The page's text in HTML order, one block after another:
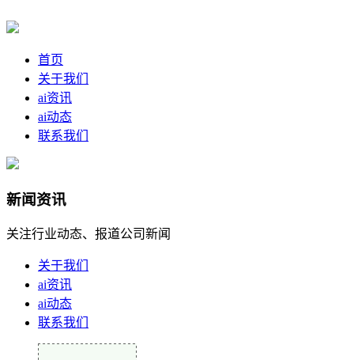
首页
关于我们
ai资讯
ai动态
联系我们
新闻资讯
关注行业动态、报道公司新闻
关于我们
ai资讯
ai动态
联系我们